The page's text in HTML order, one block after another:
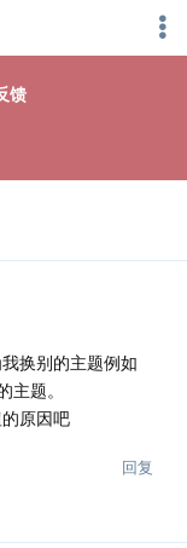
馈
换别的主题例如
题。
原因吧
回复